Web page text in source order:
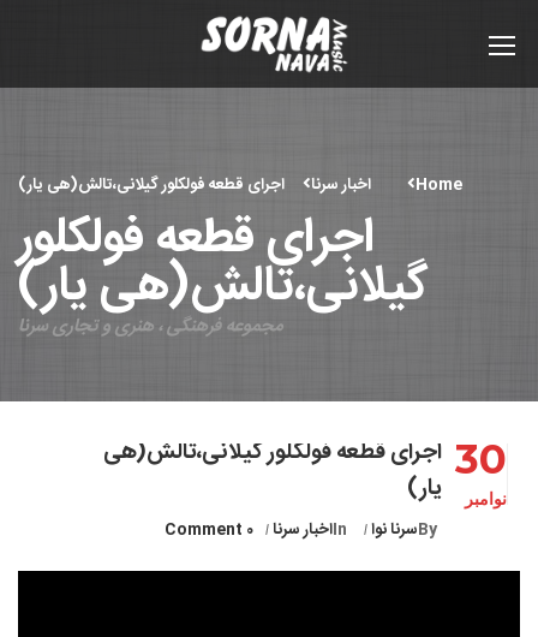
Home اخبار سرنا اجرای قطعه فولکلور گیلانی،تالش(هی یار)
اجرای قطعه فولکلور
گیلانی،تالش(هی یار)
مجموعه فرهنگی ، هنری و تجاری سرنا
30
نوامبر
اجرای قطعه فولکلور گیلانی،تالش(هی
یار)
Byسرنا نوا Inاخبار سرنا 0 Comment